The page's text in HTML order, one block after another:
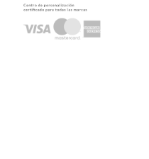
Item 4 of 5